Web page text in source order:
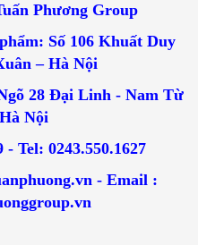
Phương Group
Số 106 Khuất Duy
– Hà Nội
28 Đại Linh - Nam Từ
Nội
Tel: 0243.550.1627
- Email :